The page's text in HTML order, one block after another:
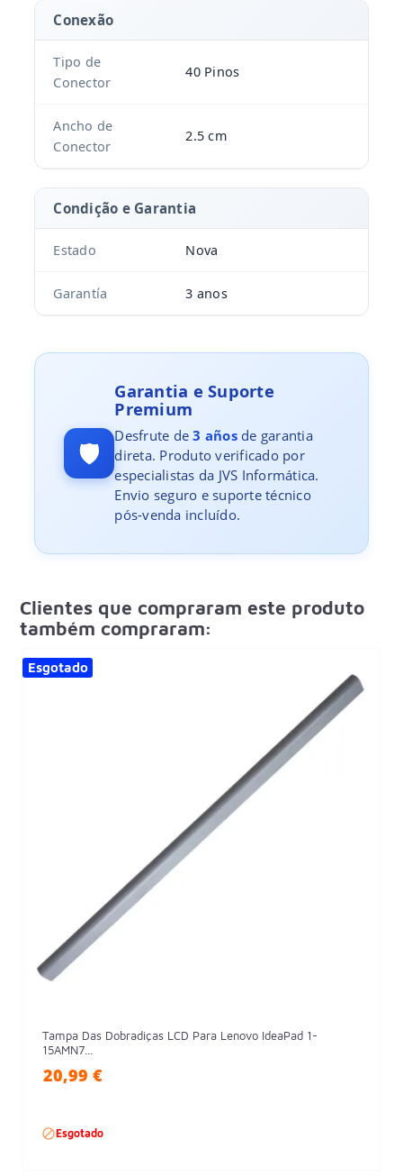
Conexão
Tipo de
Conector
40 Pinos
Ancho de
Conector
2.5 cm
Condição e Garantia
Estado Nova
Garantía 3 anos
🛡️
Garantia e Suporte
Premium
Desfrute de3 añosde garantia
direta. Produto verificado por
especialistas da JVS Informática.
Envio seguro e suporte técnico
pós-venda incluído.
Clientes que compraram este produto
também compraram:
Tampa Das Dobradiças LCD Para Lenovo IdeaPad 1-
15AMN7...
20,99 €
Esgotado
Esgotado